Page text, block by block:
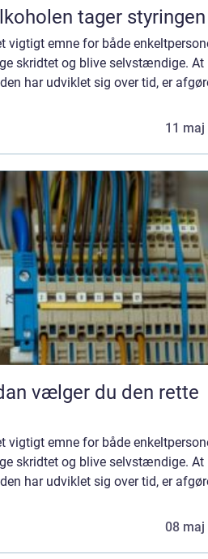
når alkoholen tager styringen
vigtigt emne for både
skridtet og blive selvstændige. At
har udviklet sig over tid, er
11 maj
vigtigt emne for både
skridtet og blive selvstændige. At
har udviklet sig over tid, er
08 maj